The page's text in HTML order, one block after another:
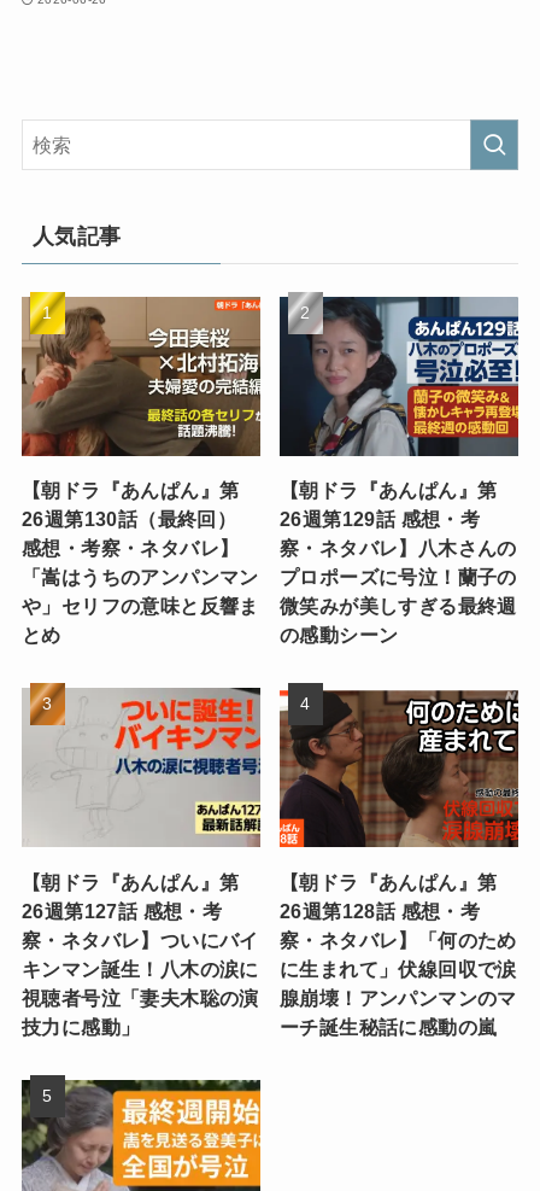
人気記事
【朝ドラ『あんぱん』第
26週第130話（最終回）
感想・考察・ネタバレ】
「嵩はうちのアンパンマン
や」セリフの意味と反響ま
とめ
【朝ドラ『あんぱん』第
26週第129話 感想・考
察・ネタバレ】八木さんの
プロポーズに号泣！蘭子の
微笑みが美しすぎる最終週
の感動シーン
【朝ドラ『あんぱん』第
26週第127話 感想・考
察・ネタバレ】ついにバイ
キンマン誕生！八木の涙に
視聴者号泣「妻夫木聡の演
技力に感動」
【朝ドラ『あんぱん』第
26週第128話 感想・考
察・ネタバレ】「何のため
に生まれて」伏線回収で涙
腺崩壊！アンパンマンのマ
ーチ誕生秘話に感動の嵐